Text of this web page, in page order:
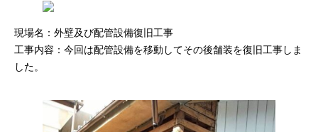
現場名：外壁及び配管設備復旧工事
工事内容：今回は配管設備を移動してその後舗装を復旧工事しま
した。